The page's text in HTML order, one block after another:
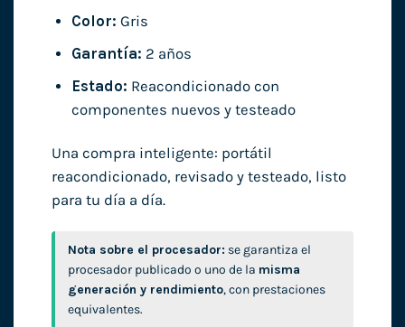
Color: Gris
Garantía: 2 años
Estado: Reacondicionado con
componentes nuevos y testeado
Una compra inteligente: portátil
reacondicionado, revisado y testeado, listo
para tu día a día.
Nota sobre el procesador: se garantiza el
procesador publicado o uno de la misma
generación y rendimiento, con prestaciones
equivalentes.